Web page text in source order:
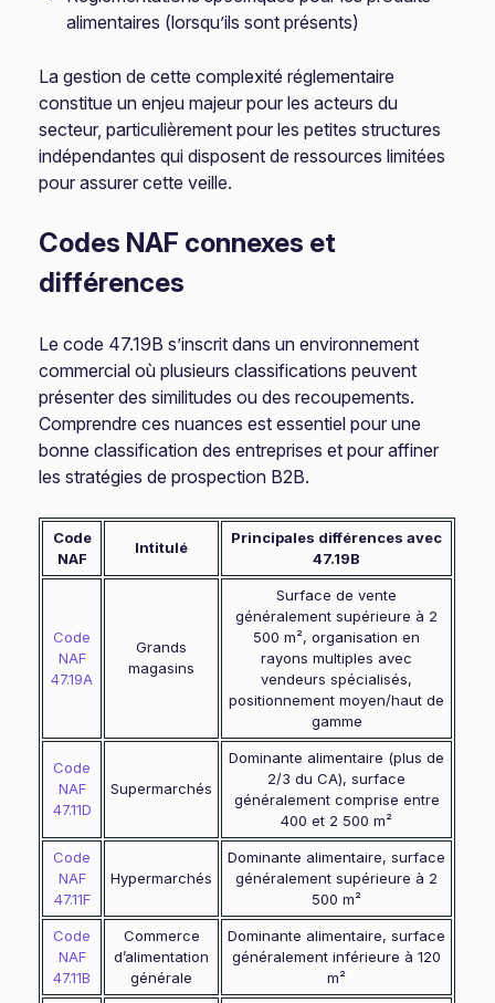
alimentaires (lorsqu’ils sont présents)
La gestion de cette complexité réglementaire
constitue un enjeu majeur pour les acteurs du
secteur, particulièrement pour les petites structures
indépendantes qui disposent de ressources limitées
pour assurer cette veille.
Codes NAF connexes et
différences
Le code 47.19B s’inscrit dans un environnement
commercial où plusieurs classifications peuvent
présenter des similitudes ou des recoupements.
Comprendre ces nuances est essentiel pour une
bonne classification des entreprises et pour affiner
les stratégies de prospection B2B.
Code
NAF
Intitulé
Principales différences avec
47.19B
Code
NAF
47.19A
Grands
magasins
Surface de vente
généralement supérieure à 2
500 m², organisation en
rayons multiples avec
vendeurs spécialisés,
positionnement moyen/haut de
gamme
Code
NAF
47.11D
Supermarchés
Dominante alimentaire (plus de
2/3 du CA), surface
généralement comprise entre
400 et 2 500 m²
Code
NAF
47.11F
Hypermarchés
Dominante alimentaire, surface
généralement supérieure à 2
500 m²
Code
NAF
47.11B
Commerce
d’alimentation
générale
Dominante alimentaire, surface
généralement inférieure à 120
m²